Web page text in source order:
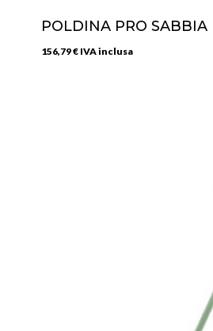
POLDINA PRO SABBIA
156,79€ IVA inclusa